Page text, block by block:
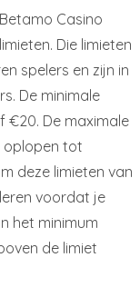
Casino
Die limieten
spelers en zijn in
De minimale
€20. De maximale
oplopen tot
deze limieten van
voordat je
het minimum
de limiet